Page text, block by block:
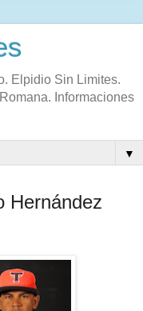
Elpidio Sin Limites.
Informaciones
▼
Hernández